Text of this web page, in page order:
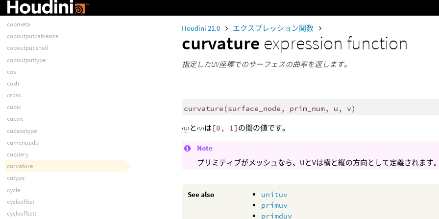
Houdini 21.0 エクスプレッション関数
curvature expression function
指定したUV座標でのサーフェスの曲率を返します。
curvature (surface_node, prim_num, u, v)
‹u›と‹v›は [0, 1] の間の値です。
Note
プリミティブがメッシュなら、UとVは横と縦の方向として定義されます
See also
unituv
primuv
primduv
copmeta
copmeta
copoutputcablesize
copoutputisnull
copoutputtype
cos
cosh
cross
cubic
cucwc
cudatatype
cumenuadd
cuquery
curvature
cutype
cycle
cycleoffset
cycleoffsett